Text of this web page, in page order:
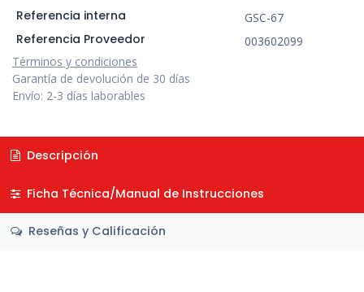
Referencia interna GSC-67
Referencia Proveedor
003602099
Términos y condiciones
Garantía de devolución de 30 días
Envío: 2-3 días laborables
Descripción
Ficha Técnica/Manual de Instrucciones
Reseñas y Calificación